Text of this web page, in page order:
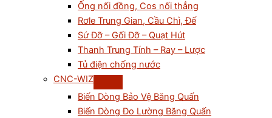
Ống nối đồng, Cos nối thẳng
Rơle Trung Gian, Cầu Chì, Đế
Sứ Đỡ – Gối Đỡ – Quạt Hút
Thanh Trung Tính – Ray – Lược
Tủ điện chống nước
CNC-WIZ
Biến Dòng Bảo Vệ Băng Quấn
Biến Dòng Đo Lường Băng Quấn